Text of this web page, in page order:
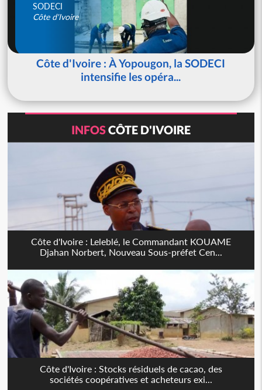
SODECI
Côte d'Ivoire
Côte d'Ivoire : À Yopougon, la SODECI
intensifie les opéra...
INFOSCÔTE D'IVOIRE
Côte d'Ivoire : Leleblé, le Commandant KOUAME
Djahan Norbert, Nouveau Sous-préfet Cen...
Côte d'Ivoire : Stocks résiduels de cacao, des
sociétés coopératives et acheteurs exi...